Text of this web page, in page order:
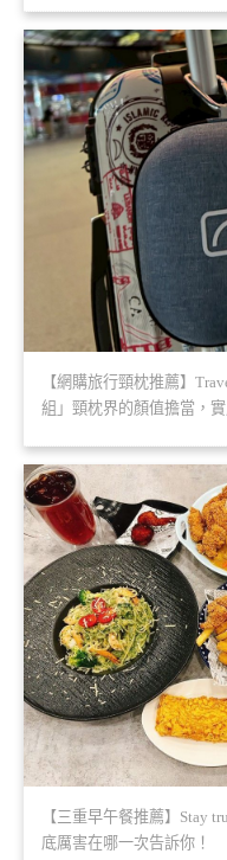
【網購旅行頸枕推薦】
組」頸枕界的顏值擔當，
【三重早午餐推薦】Stay
底厲害在哪一次告訴你！